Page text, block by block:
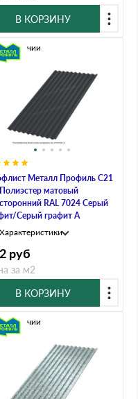
В КОРЗИНУ
Металл Профиль C21
матовый
RAL 7024 Серый
Серый графит A
В наличии
Характеристики
руб
за м2
В КОРЗИНУ
В наличии